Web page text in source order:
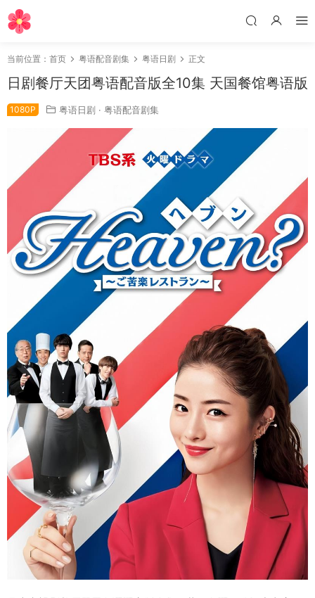
当前位置： 首页 粤语配音剧集 粤语日剧 正文
日剧餐厅天团粤语配音版全10集 天国餐馆粤语版
1080P 粤语日剧 · 粤语配音剧集